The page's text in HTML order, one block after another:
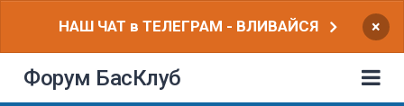
НАШ ЧАТ в ТЕЛЕГРАМ - ВЛИВАЙСЯ ×
Форум БасКлуб